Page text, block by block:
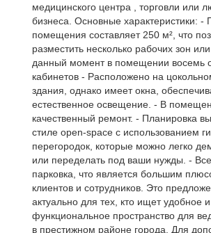
медицинского центра , торговли или
бизнеса. Основные характеристики: -
помещения составляет 250 м², что
разместить несколько рабочих зон
данный момент в помещении восемь
кабинетов - Расположено на
здания, однако имеет окна,
естественное освещение. - В
качественный ремонт. - Планировка
стиле open-space с использованием
перегородок, которые можно легко
или переделать под ваши нужды. -
парковка, что является большим
клиентов и сотрудников. Это
актуально для тех, кто ищет удобное и
функциональное пространство для
в престижном районе города. Для